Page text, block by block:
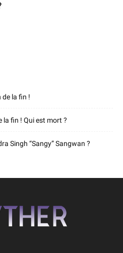
de la fin !
la fin ! Qui est mort ?
Singh “Sangy” Sangwan ?